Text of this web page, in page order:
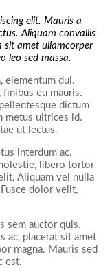
elit. Mauris a
Aliquam convallis
sit amet ullamcorper
leo sed massa.
elementum dui.
eu mauris.
dictum
metus ultrices id.
ut lectus.
interdum ac.
libero tortor
Aliquam vel nulla
dolor velit,
sem auctor quis.
ac, placerat sit amet
magna. Mauris sed
est.